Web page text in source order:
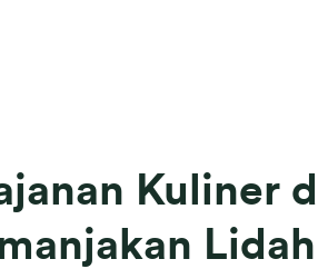
Kuliner
Lidah